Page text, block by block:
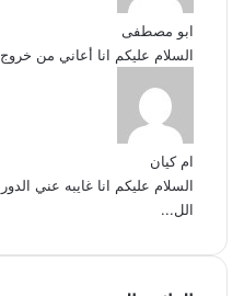
ابو مصطفى
السلام عليكم انا أعاني من
ام كيان
السلام عليكم انا غايبه عني
الل...